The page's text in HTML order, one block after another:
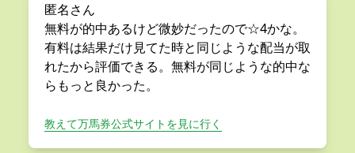
匿名さん
無料が的中あるけど微妙だったので☆4かな。
有料は結果だけ見てた時と同じような配当が取
れたから評価できる。無料が同じような的中な
らもっと良かった。
教えて万馬券公式サイトを見に行く